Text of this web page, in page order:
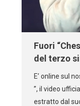
Fuori
del terzo
E’ online sul
”, il video
estratto dal